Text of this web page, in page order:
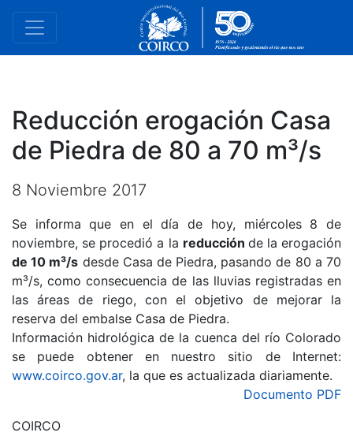
Reducción erogación Casa
de Piedra de 80 a 70 m³/s
8 Noviembre 2017
Se informa que en el día de hoy, miércoles 8 de
noviembre, se procedió a la reducción de la erogación
de 10 m³/s desde Casa de Piedra, pasando de 80 a 70
m³/s, como consecuencia de las lluvias registradas en
las áreas de riego, con el objetivo de mejorar la
reserva del embalse Casa de Piedra.
Información hidrológica de la cuenca del río Colorado
se puede obtener en nuestro sitio de Internet:
www.coirco.gov.ar, la que es actualizada diariamente.
Documento PDF
COIRCO